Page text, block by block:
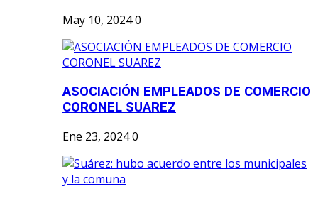
May 10, 20240
ASOCIACIÓN EMPLEADOS DE COMERCIO
CORONEL SUAREZ
Ene 23, 20240